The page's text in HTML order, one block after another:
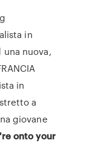
in
nuova,
in
a
giovane
onto your